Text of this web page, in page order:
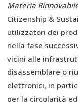
Materia
Citizenship &
utilizzatori dei
nella fase
vicini alle
disassemblare o
elettronici, in
per la circolarità